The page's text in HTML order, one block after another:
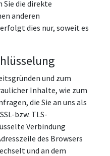
Sie die direkte
anderen
dies nur, soweit es
und zum
Inhalte, wie zum
die Sie an uns als
bzw. TLS-
Verbindung
des Browsers
und an dem